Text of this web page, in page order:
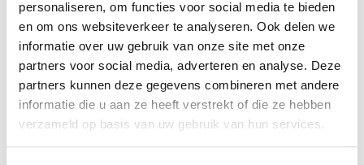
personaliseren, om functies voor social media te bieden
en om ons websiteverkeer te analyseren. Ook delen we
informatie over uw gebruik van onze site met onze
partners voor social media, adverteren en analyse. Deze
partners kunnen deze gegevens combineren met andere
informatie die u aan ze heeft verstrekt of die ze hebben
verzameld op basis van uw gebruik van hun services.
MEER INFORMATIE